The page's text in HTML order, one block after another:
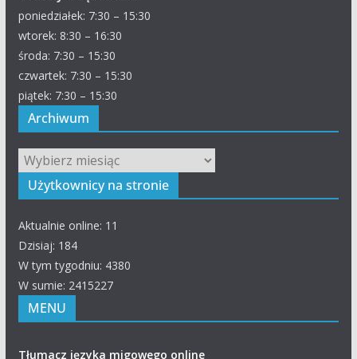
poniedziałek: 7:30 – 15:30
wtorek: 8:30 – 16:30
środa: 7:30 – 15:30
czwartek: 7:30 – 15:30
piątek: 7:30 – 15:30
Archiwum
Archiwum
Użytkownicy na stronie
Aktualnie online: 11
Dzisiaj: 184
W tym tygodniu: 4380
W sumie: 2415227
MENU
Tłumacz języka migowego online